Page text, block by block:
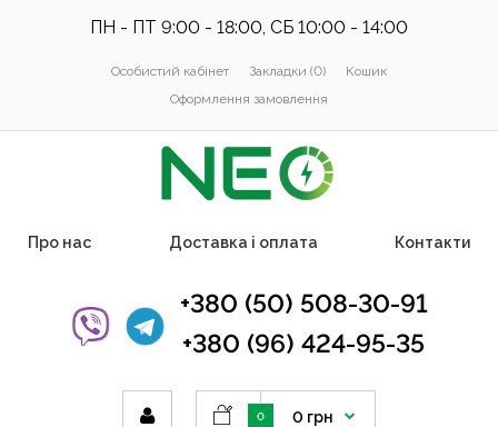
ПН - ПТ 9:00 - 18:00, СБ 10:00 - 14:00
Особистий кабінет Закладки (0)
Кошик
Оформлення замовлення
Про нас Доставка і оплата Контакти
+380 (50) 508-30-91
+380 (96) 424-95-35
0 0 грн